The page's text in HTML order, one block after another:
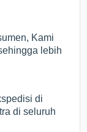
Kami
lebih
di
di seluruh